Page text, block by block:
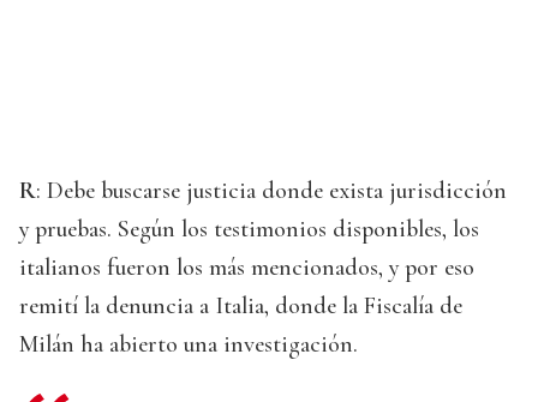
R: Debe buscarse justicia donde exista jurisdicción
y pruebas. Según los testimonios disponibles, los
italianos fueron los más mencionados, y por eso
remití la denuncia a Italia, donde la Fiscalía de
Milán ha abierto una investigación.